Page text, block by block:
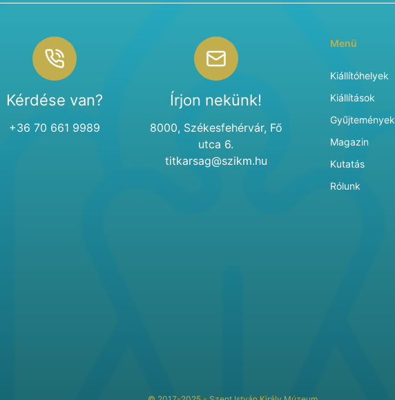
Kérdése van?
+36 70 661 9989
Írjon nekünk!
8000, Székesfehérvár, Fő
utca 6.
titkarsag@szikm.hu
Menü
Kiállítóhelyek
Kiállítások
Gyűjtemények
Magazin
Kutatás
Rólunk